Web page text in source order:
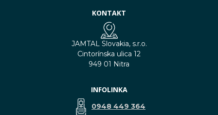
KONTAKT
JAMTAL Slovakia, s.r.o.
Cintorínska ulica 12
949 01 Nitra
INFOLINKA
0948 449 364